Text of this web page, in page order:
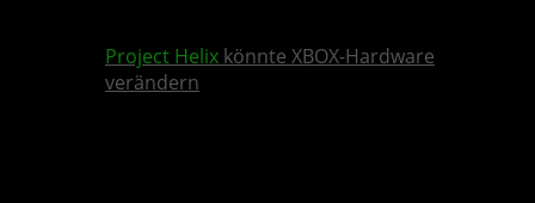
Project Helix könnte XBOX-Hardware
verändern